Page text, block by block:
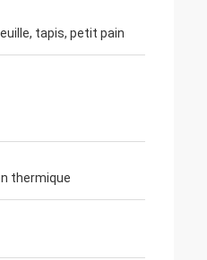
tapis, petit pain
thermique